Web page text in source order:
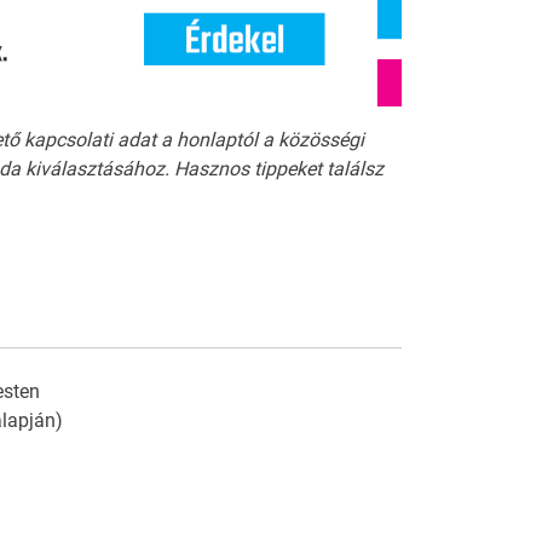
kapcsolati adat a honlaptól a közösségi
kiválasztásához. Hasznos tippeket találsz